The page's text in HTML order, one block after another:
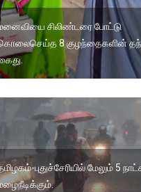
சிலிண்டரை போட்டு
8 குழந்தைகளின்
புதுச்சேரியில் மேலும் 5